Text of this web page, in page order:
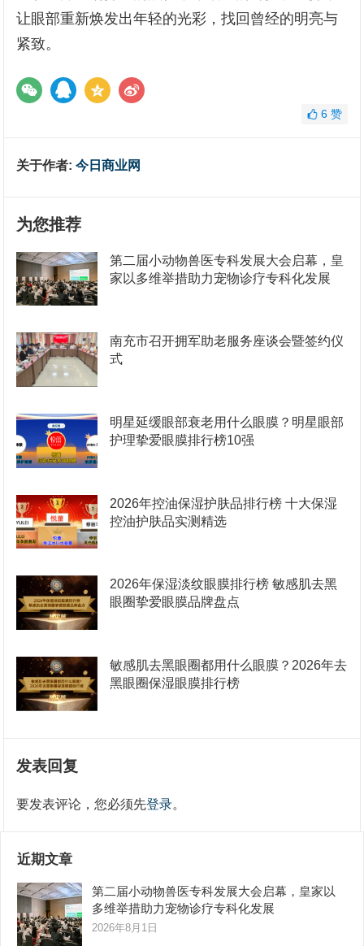
让眼部重新焕发出年轻的光彩，找回曾经的明亮与
紧致。
6 赞
关于作者:今日商业网
为您推荐
第二届小动物兽医专科发展大会启幕，皇
家以多维举措助力宠物诊疗专科化发展
南充市召开拥军助老服务座谈会暨签约仪
式
明星延缓眼部衰老用什么眼膜？明星眼部
护理挚爱眼膜排行榜10强
2026年控油保湿护肤品排行榜 十大保湿
控油护肤品实测精选
2026年保湿淡纹眼膜排行榜 敏感肌去黑
眼圈挚爱眼膜品牌盘点
敏感肌去黑眼圈都用什么眼膜？2026年去
黑眼圈保湿眼膜排行榜
发表回复
要发表评论，您必须先登录。
近期文章
第二届小动物兽医专科发展大会启幕，皇家以
多维举措助力宠物诊疗专科化发展
2026年8月1日